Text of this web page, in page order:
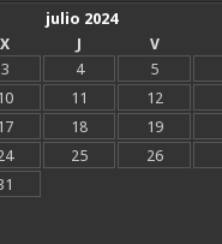
julio 2024
X J V
3 4 5
10 11 12
17 18 19
25 26